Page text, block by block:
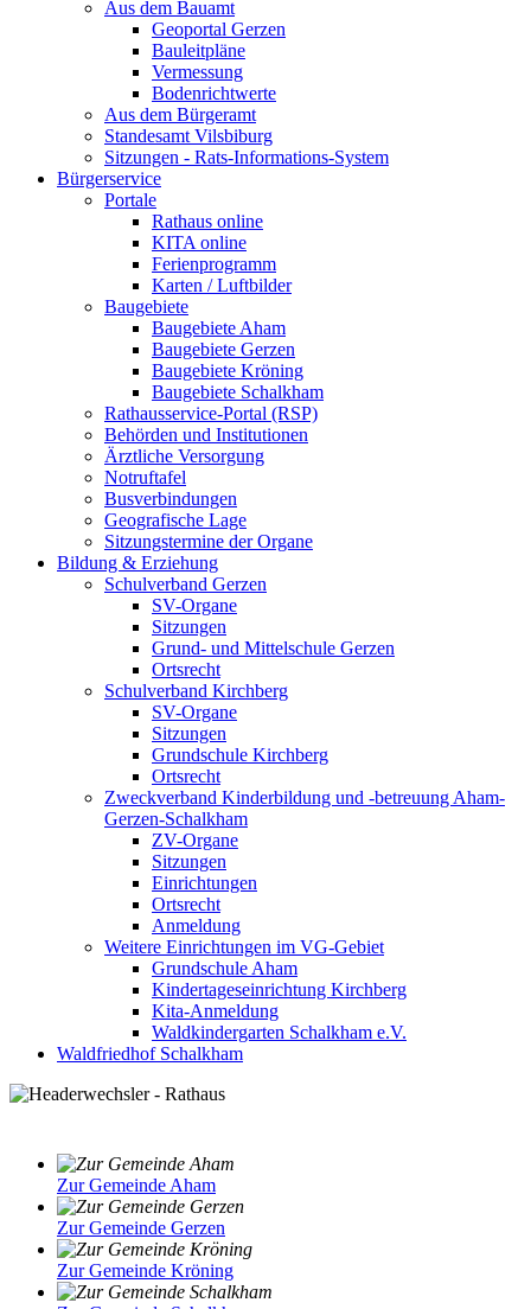
Aus dem Bauamt
Geoportal Gerzen
Bauleitpläne
Vermessung
Bodenrichtwerte
Aus dem Bürgeramt
Standesamt Vilsbiburg
Sitzungen - Rats-Informations-System
Bürgerservice
Portale
Rathaus online
KITA online
Ferienprogramm
Karten / Luftbilder
Baugebiete
Baugebiete Aham
Baugebiete Gerzen
Baugebiete Kröning
Baugebiete Schalkham
Rathausservice-Portal (RSP)
Behörden und Institutionen
Ärztliche Versorgung
Notruftafel
Busverbindungen
Geografische Lage
Sitzungstermine der Organe
Bildung & Erziehung
Schulverband Gerzen
SV-Organe
Sitzungen
Grund- und Mittelschule Gerzen
Ortsrecht
Schulverband Kirchberg
SV-Organe
Sitzungen
Grundschule Kirchberg
Ortsrecht
Zweckverband Kinderbildung und -betreuung Aham-
Gerzen-Schalkham
ZV-Organe
Sitzungen
Einrichtungen
Ortsrecht
Anmeldung
Weitere Einrichtungen im VG-Gebiet
Grundschule Aham
Kindertageseinrichtung Kirchberg
Kita-Anmeldung
Waldkindergarten Schalkham e.V.
Waldfriedhof Schalkham
Zur Gemeinde Aham
Zur Gemeinde Gerzen
Zur Gemeinde Kröning